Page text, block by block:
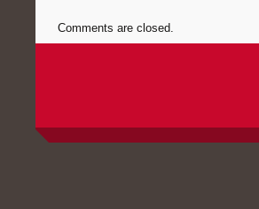
Comments are closed.